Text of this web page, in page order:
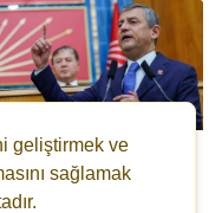
Özel: Ya bir yol
ya bir yol
geliştirmek ve
sağlamak